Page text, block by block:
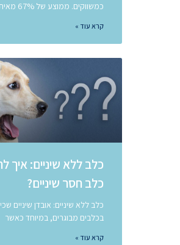
כמשווקים. ממוצע של 67% מאיתנו,
קרא עוד »
כלב ללא שיניים: איך
כלב חסר שיניים?
כלב ללא שיניים: אובדן שיניים
בכלבים מבוגרים, במיוחד כאשר
קרא עוד »